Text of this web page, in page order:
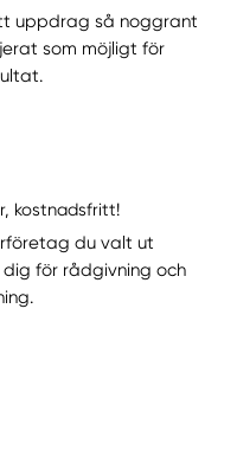
uppdrag så noggrant
som möjligt för
kostnadsfritt!
du valt ut
för rådgivning och